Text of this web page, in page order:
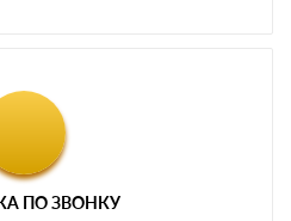
ПО ЗВОНКУ